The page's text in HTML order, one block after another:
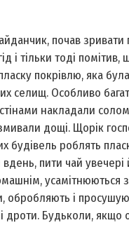
почав
і тільки тоді
покрівлю, яка
селищ. Особливо
накладали
дощі. Щорік
будівель роблять
пити чай увечері
усамітнюються
обробляють і
Будь­коли, якщо